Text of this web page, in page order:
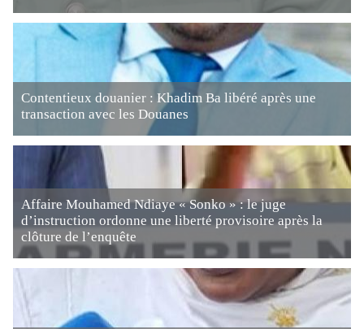
Contentieux douanier : Khadim Ba libéré après une
transaction avec les Douanes
Affaire Mouhamed Ndiaye « Sonko » : le juge
d’instruction ordonne une liberté provisoire après la
clôture de l’enquête